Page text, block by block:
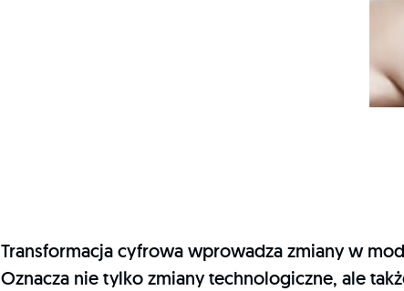
Transformacja cyfrowa wprowadza zmiany w
Oznacza nie tylko zmiany technologiczne, ale